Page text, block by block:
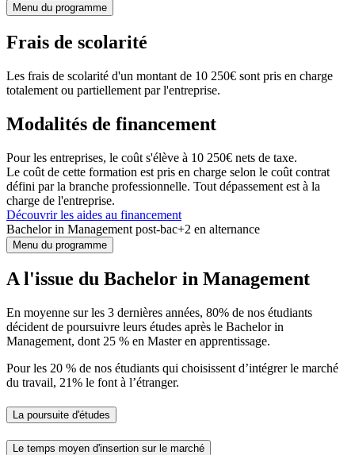
Menu du programme
Frais de scolarité
Les frais de scolarité d'un montant de 10 250€ sont pris en charge
totalement ou partiellement par l'entreprise.
Modalités de financement
Pour les entreprises, le coût s'élève à 10 250€ nets de taxe.
Le coût de cette formation est pris en charge selon le coût contrat
défini par la branche professionnelle. Tout dépassement est à la
charge de l'entreprise.
Découvrir les aides au financement
Bachelor in Management post-bac+2 en alternance
Menu du programme
A l'issue du Bachelor in Management
En moyenne sur les 3 dernières années, 80% de nos étudiants
décident de poursuivre leurs études après le Bachelor in
Management, dont 25 % en Master en apprentissage.
Pour les 20 % de nos étudiants qui choisissent d’intégrer le marché
du travail, 21% le font à l’étranger.
La poursuite d'études
Le temps moyen d'insertion sur le marché